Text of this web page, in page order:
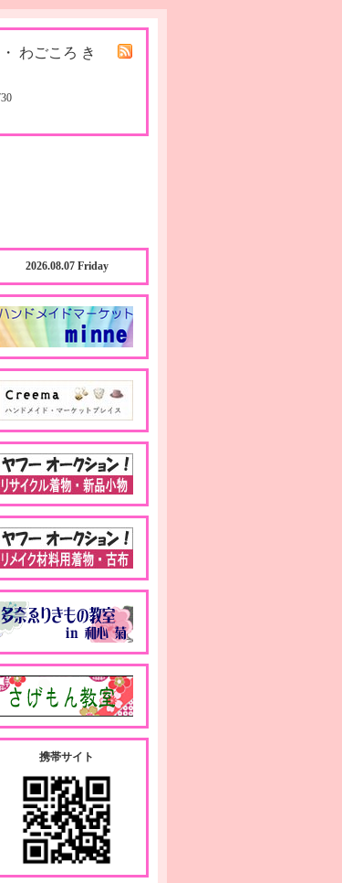
わごころ き
2026.08.07 Friday
携帯サイト